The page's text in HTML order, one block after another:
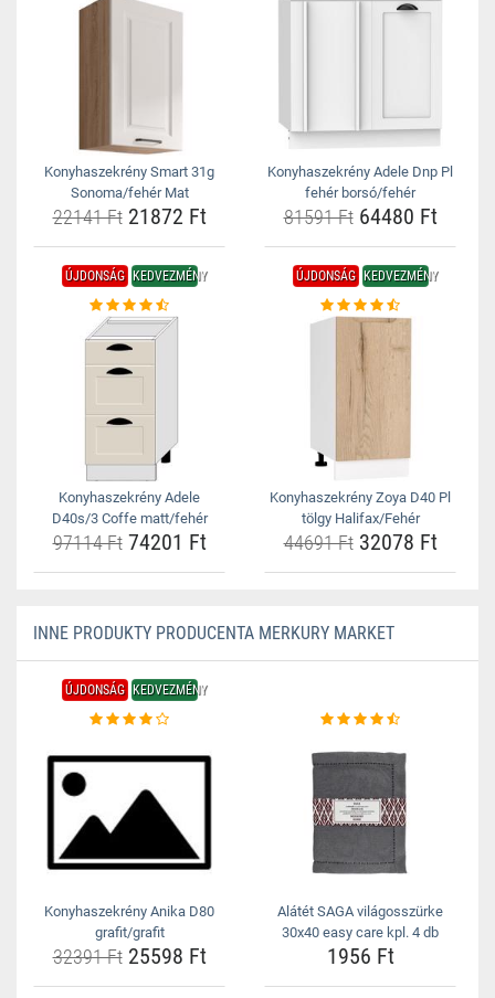
Konyhaszekrény Smart 31g
Sonoma/fehér Mat
22141 Ft21872 Ft
Konyhaszekrény Adele Dnp Pl
fehér borsó/fehér
81591 Ft64480 Ft
ÚJDONSÁG KEDVEZMÉNY
Konyhaszekrény Adele
D40s/3 Coffe matt/fehér
97114 Ft74201 Ft
ÚJDONSÁG KEDVEZMÉNY
Konyhaszekrény Zoya D40 Pl
tölgy Halifax/Fehér
44691 Ft32078 Ft
INNE PRODUKTY PRODUCENTA MERKURY MARKET
ÚJDONSÁG KEDVEZMÉNY
Konyhaszekrény Anika D80
grafit/grafit
32391 Ft25598 Ft
Alátét SAGA világosszürke
30x40 easy care kpl. 4 db
1956 Ft